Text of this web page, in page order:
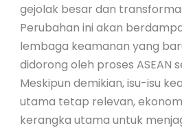
gejolak besar dan
Perubahan ini akan
lembaga keamanan yang
didorong oleh proses ASEAN
Meskipun demikian, isu-isu
utama tetap relevan,
kerangka utama untuk